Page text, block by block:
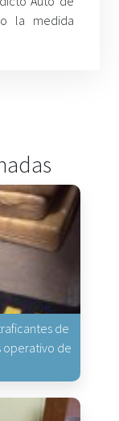
la medida
de
operativo de